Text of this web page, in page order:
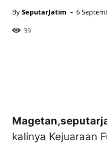
By SeputarJatim - 6
39
kalinya Kejuaraan